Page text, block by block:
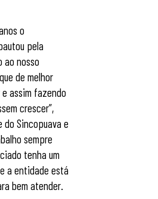
o
pela
ao nosso
de melhor
assim fazendo
crescer”,
Sincopuava e
sempre
tenha um
a entidade está
bem atender.